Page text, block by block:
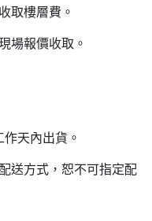
取樓層費。
場報價收取。
天內出貨。
送方式，恕不可指定配